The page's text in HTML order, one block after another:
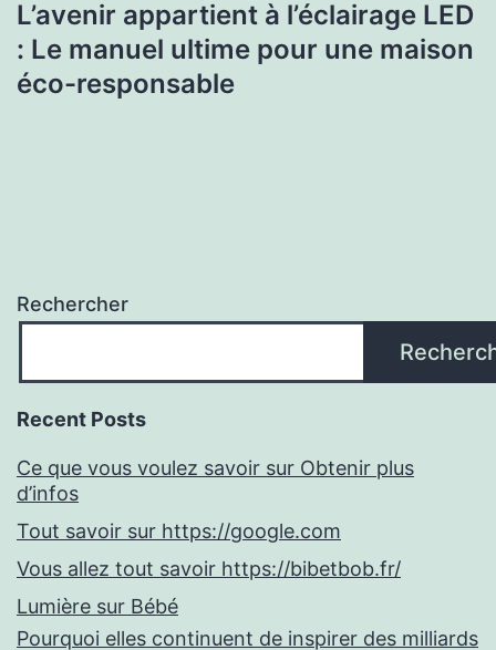
L’avenir appartient à l’éclairage LED
: Le manuel ultime pour une maison
éco-responsable
Rechercher
Recent Posts
Ce que vous voulez savoir sur Obtenir plus
d’infos
Tout savoir sur https://google.com
Vous allez tout savoir https://bibetbob.fr/
Lumière sur Bébé
Pourquoi elles continuent de inspirer des milliards